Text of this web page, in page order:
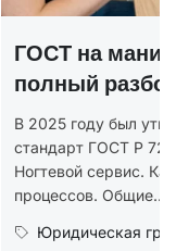
2025 —
бытовые.